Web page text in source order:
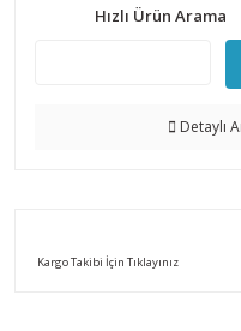
Hızlı Ürün Arama
Detaylı
Kargo Takibi İçin Tıklayınız